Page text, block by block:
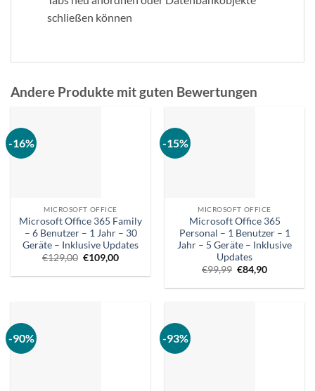
schließen können
Andere Produkte mit guten Bewertungen
-16%
MICROSOFT OFFICE
Microsoft Office 365 Family
– 6 Benutzer – 1 Jahr – 30
Geräte – Inklusive Updates
€129,00 Ursprünglicher
war:
€109,00Aktueller
ist:
-15%
MICROSOFT OFFICE
Microsoft Office 365
Personal – 1 Benutzer – 1
Jahr – 5 Geräte – Inklusive
Updates
€99,99 Ursprünglicher
Preis
war:
€84,90Aktueller
ist:
-90% -93%